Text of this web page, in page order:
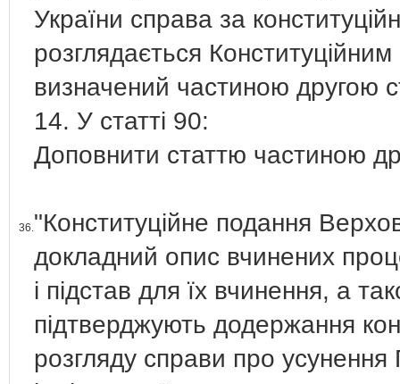
України справа за
розглядається
визначений частиною другою
14. У статті 90:
Доповнити статтю частиною
36."Конституційне подання
докладний опис вчинених
і підстав для їх вчинення, а
підтверджують додержання
розгляду справи про